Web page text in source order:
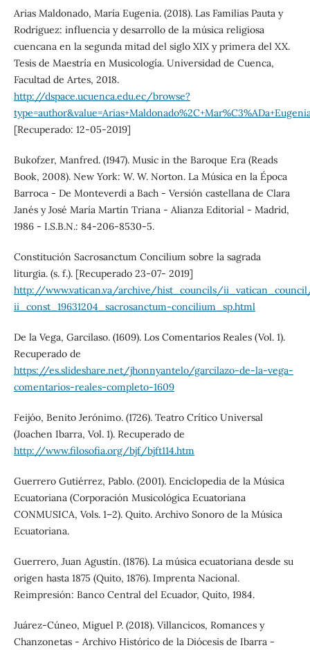
Arias Maldonado, María Eugenia. (2018). Las Familias Pauta y
Rodríguez: influencia y desarrollo de la música religiosa
cuencana en la segunda mitad del siglo XIX y primera del XX.
Tesis de Maestría en Musicología. Universidad de Cuenca,
Facultad de Artes, 2018.
http://dspace.ucuenca.edu.ec/browse?
[Recuperado: 12-05-2019]
Bukofzer, Manfred. (1947). Music in the Baroque Era (Reads
Book, 2008). New York: W. W. Norton. La Música en la Época
Barroca - De Monteverdi a Bach - Versión castellana de Clara
Janés y José María Martín Triana - Alianza Editorial - Madrid,
1986 - I.S.B.N.: 84-206-8530-5.
Constitución Sacrosanctum Concilium sobre la sagrada
liturgia. (s. f.). [Recuperado 23-07- 2019]
http://www.vatican.va/archive/hist_councils/
ii_const_19631204_sacrosanctum-concilium_sp.html
De la Vega, Garcilaso. (1609). Los Comentarios Reales (Vol. 1).
Recuperado de
https://es.slideshare.net/jhonnyantelo/garcilazo-de-la-vega-
comentarios-reales-completo-1609
Feijóo, Benito Jerónimo. (1726). Teatro Crítico Universal
(Joachen Ibarra, Vol. 1). Recuperado de
http://www.filosofia.org/bjf/bjft114.htm
Guerrero Gutiérrez, Pablo. (2001). Enciclopedia de la Música
Ecuatoriana (Corporación Musicológica Ecuatoriana
CONMUSICA, Vols. 1–2). Quito. Archivo Sonoro de la Música
Ecuatoriana.
Guerrero, Juan Agustín. (1876). La música ecuatoriana desde su
origen hasta 1875 (Quito, 1876). Imprenta Nacional.
Reimpresión: Banco Central del Ecuador, Quito, 1984.
Juárez-Cúneo, Miguel P. (2018). Villancicos, Romances y
Chanzonetas - Archivo Histórico de la Diócesis de Ibarra -